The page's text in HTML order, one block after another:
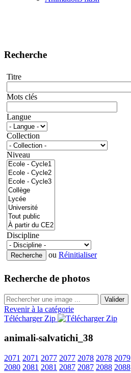
Recherche
Titre
Mots clés
Langue
Collection
Niveau
Discipline
ou Réinitialiser
Recherche de photos
Valider
Revenir à la catégorie
Télécharger Zip
animali-salvatichi_38
2071 2071 2077 2077 2078 2078 2079
2080 2081 2081 2087 2087 2088 2088